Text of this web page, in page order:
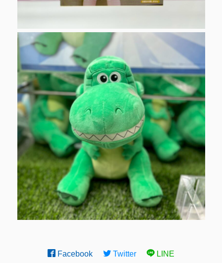
Facebook Twitter LINE